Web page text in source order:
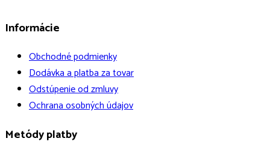
Informácie
Obchodné podmienky
Dodávka a platba za tovar
Odstúpenie od zmluvy
Ochrana osobných údajov
Metódy platby